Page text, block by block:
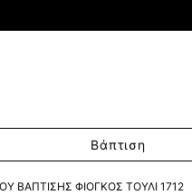
Βάπτιση
ΒΆΠΤΙΣΗΣ ΦΙΌΓΚΟΣ ΤΟΎΛΙ 1712